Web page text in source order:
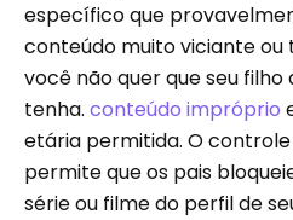
específico que
conteúdo muito viciante
você não quer que seu filho
tenha. conteúdo impróprio
etária permitida. O
permite que os pais
série ou filme do perfil de